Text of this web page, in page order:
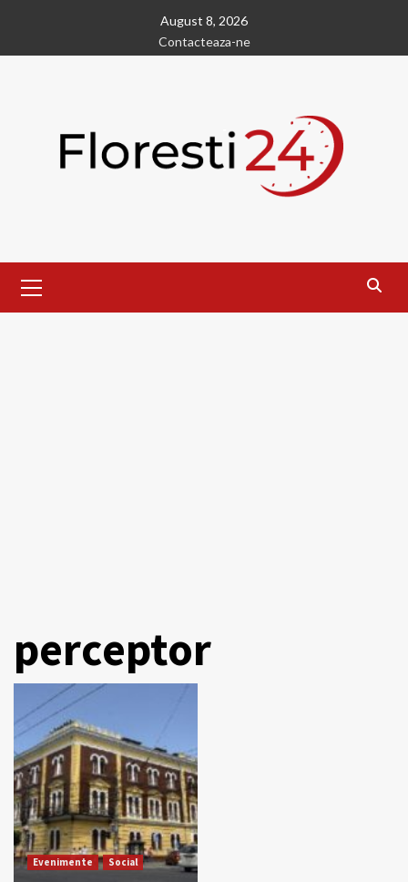
content
August 8, 2026
Contacteaza-ne
Menu
perceptor
Evenimente Social